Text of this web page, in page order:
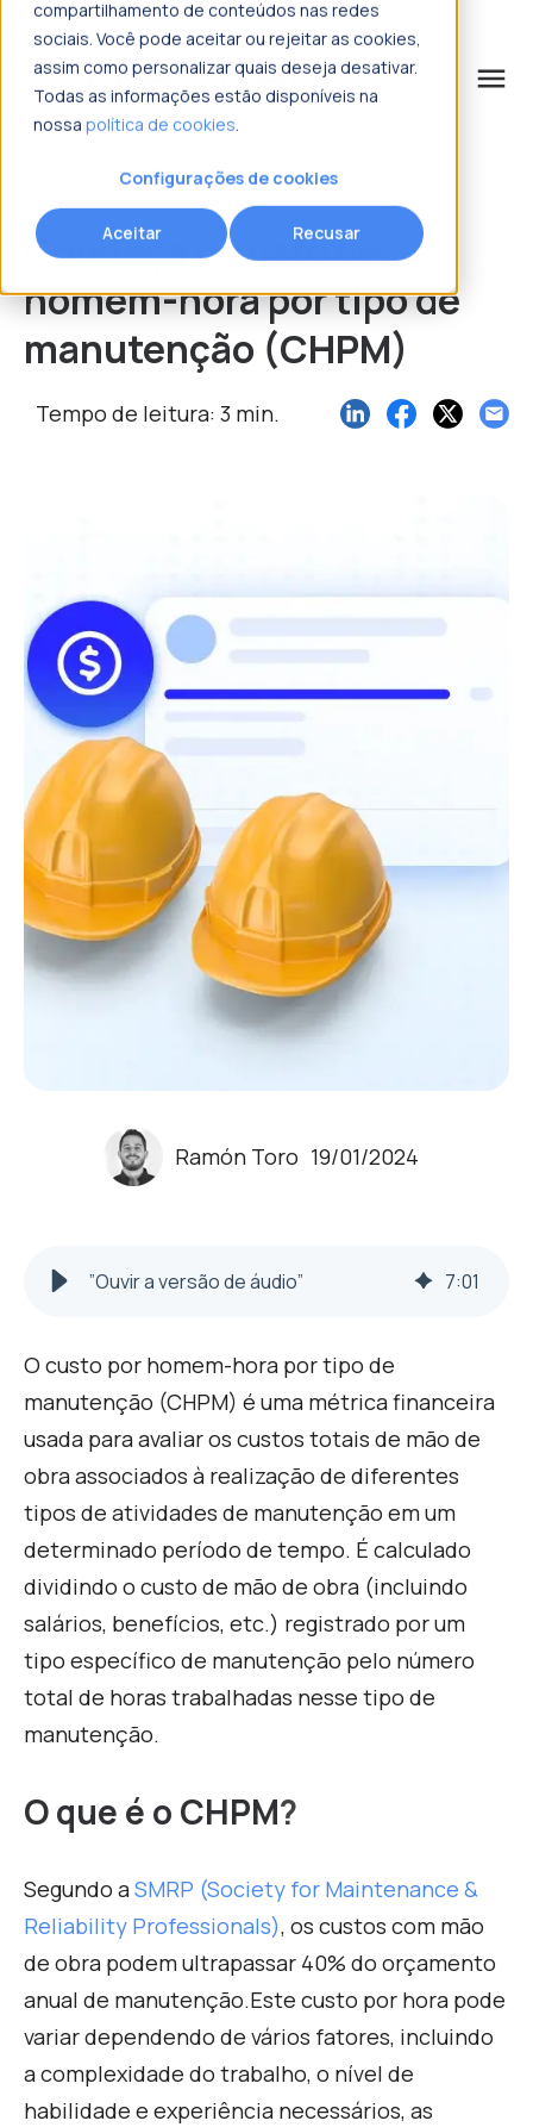
compartilhamento de conteúdos nas redes
sociais. Você pode aceitar ou rejeitar as cookies,
assim como personalizar quais deseja desativar.
Todas as informações estão disponíveis na
nossa política de cookies.
Configurações de cookies
Aceitar Recusar
menu
o que procura?
Conheça o custo de
homem-hora por tipo de
manutenção (CHPM)
Tempo de leitura: 3 min.
Ramón Toro 19/01/2024
”Ouvir a versão de áudio” 7:01
O custo por homem-hora por tipo de
manutenção (CHPM) é uma métrica financeira
usada para avaliar os custos totais de mão de
obra associados à realização de diferentes
tipos de atividades de manutenção em um
determinado período de tempo. É calculado
dividindo o custo de mão de obra (incluindo
salários, benefícios, etc.) registrado por um
tipo específico de manutenção pelo número
total de horas trabalhadas nesse tipo de
manutenção.
O que é o CHPM?
Segundo aSMRP (Society for Maintenance &
Reliability Professionals), os custos com mão
de obra podem ultrapassar 40% do orçamento
anual de manutenção.Este custo por hora pode
variar dependendo de vários fatores, incluindo
a complexidade do trabalho, o nível de
habilidade e experiência necessários, as